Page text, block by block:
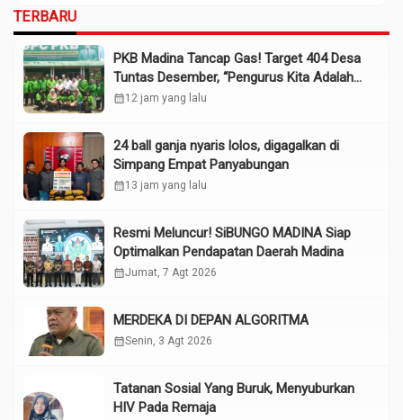
TERBARU
PKB Madina Tancap Gas! Target 404 Desa
Tuntas Desember, “Pengurus Kita Adalah
Tokoh”
calendar_month12 jam yang lalu
24 ball ganja nyaris lolos, digagalkan di
Simpang Empat Panyabungan
calendar_month13 jam yang lalu
Resmi Meluncur! SiBUNGO MADINA Siap
Optimalkan Pendapatan Daerah Madina
calendar_monthJumat, 7 Agt 2026
MERDEKA DI DEPAN ALGORITMA
calendar_monthSenin, 3 Agt 2026
Tatanan Sosial Yang Buruk, Menyuburkan
HIV Pada Remaja